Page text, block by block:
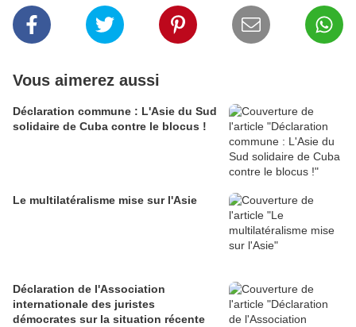
Vous aimerez aussi
Déclaration commune : L'Asie du Sud
solidaire de Cuba contre le blocus !
Le multilatéralisme mise sur l'Asie
Déclaration de l'Association
internationale des juristes
démocrates sur la situation récente